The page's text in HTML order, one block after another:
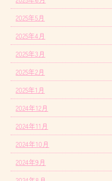
2025年5月
2025年4月
2025年3月
2025年2月
2025年1月
2024年12月
2024年11月
2024年10月
2024年9月